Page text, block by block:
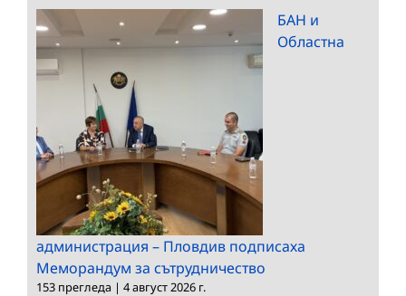
БАН и
Областна
администрация – Пловдив подписаха
Меморандум за сътрудничество
153 прегледа | 4 август 2026 г.